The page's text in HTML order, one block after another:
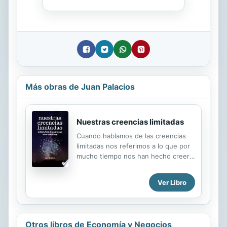
Más obras de Juan Palacios
Nuestras creencias limitadas
Cuando hablamos de las creencias
limitadas nos referimos a lo que por
mucho tiempo nos han hecho creer y
en nuestra mente subconsciente, a
que no podemos llegar más allá de lo
que alcanzamos a percibir a través
de nuestra mirada. En muchos casos,
Ver Libro
Otros libros de Economía y Negocios